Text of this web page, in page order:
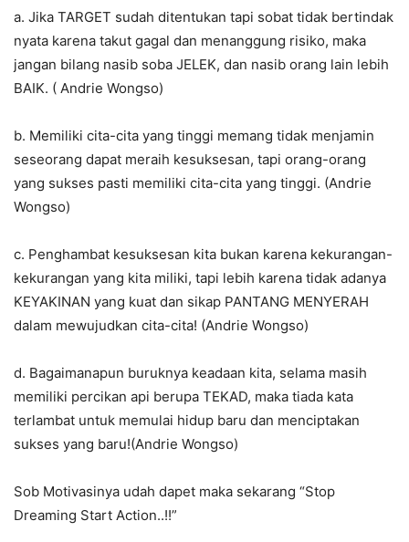
a. Jika TARGET sudah ditentukan tapi sobat tidak bertindak
nyata karena takut gagal dan menanggung risiko, maka
jangan bilang nasib soba JELEK, dan nasib orang lain lebih
BAIK. ( Andrie Wongso)
b. Memiliki cita-cita yang tinggi memang tidak menjamin
seseorang dapat meraih kesuksesan, tapi orang-orang
yang sukses pasti memiliki cita-cita yang tinggi. (Andrie
Wongso)
c. Penghambat kesuksesan kita bukan karena kekurangan-
kekurangan yang kita miliki, tapi lebih karena tidak adanya
KEYAKINAN yang kuat dan sikap PANTANG MENYERAH
dalam mewujudkan cita-cita! (Andrie Wongso)
d. Bagaimanapun buruknya keadaan kita, selama masih
memiliki percikan api berupa TEKAD, maka tiada kata
terlambat untuk memulai hidup baru dan menciptakan
sukses yang baru!(Andrie Wongso)
Sob Motivasinya udah dapet maka sekarang “Stop
Dreaming Start Action..!!”